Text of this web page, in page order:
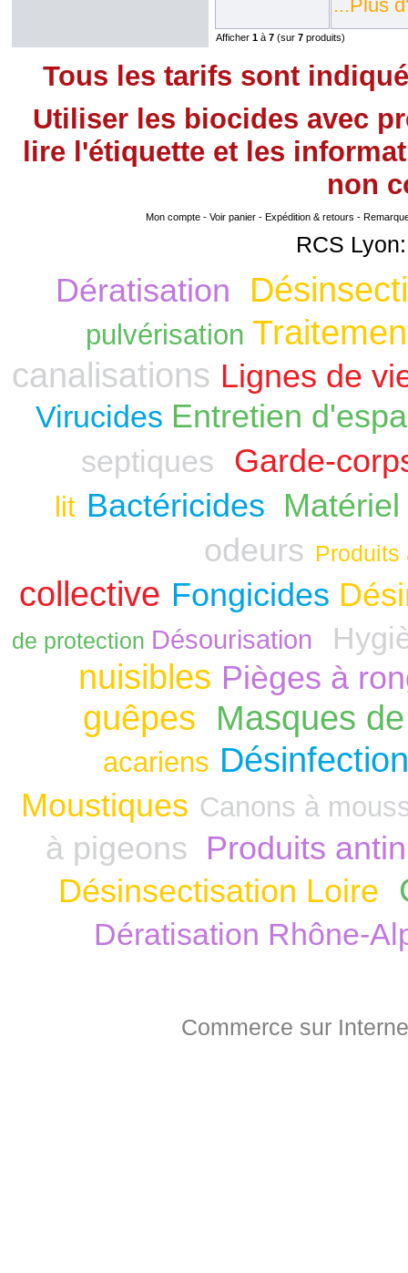
...Plus
Afficher 1 à 7 (sur 7 produits)
Tous les tarifs sont
Utiliser les biocides avec
lire l'étiquette et les
non
Mon compte- Voir panier- Expédition & retours -
RCS
Dératisation
pulvérisation
canalisations Lignes de
Virucides Entretien
septiques Garde-
lit Bactéricides
odeurs Produits
collective Fongicides
de protection Désourisation
nuisibles Pièges à
guêpes Masques
acariens
Moustiques Canons à
à pigeons Produits
Désinsectisation Loire
Dératisation Rhône-
Commerce sur